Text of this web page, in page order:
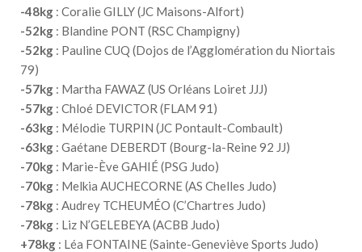
-48kg : Coralie GILLY (JC Maisons-Alfort)
-52kg : Blandine PONT (RSC Champigny)
-52kg : Pauline CUQ (Dojos de l’Agglomération du Niortais
79)
-57kg : Martha FAWAZ (US Orléans Loiret JJJ)
-57kg : Chloé DEVICTOR (FLAM 91)
-63kg : Mélodie TURPIN (JC Pontault-Combault)
-63kg : Gaétane DEBERDT (Bourg-la-Reine 92 JJ)
-70kg : Marie-Ève GAHIÉ (PSG Judo)
-70kg : Melkia AUCHECORNE (AS Chelles Judo)
-78kg : Audrey TCHEUMÉO (C’Chartres Judo)
-78kg : Liz N’GELEBEYA (ACBB Judo)
+78kg : Léa FONTAINE (Sainte-Geneviève Sports Judo)